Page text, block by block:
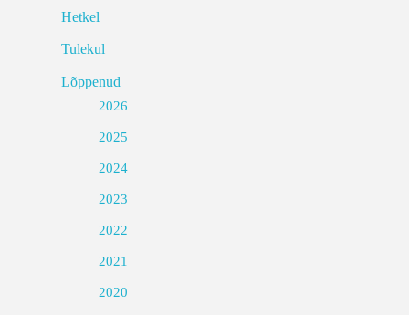
Hetkel
Tulekul
Lõppenud
2026
2025
2024
2023
2022
2021
2020